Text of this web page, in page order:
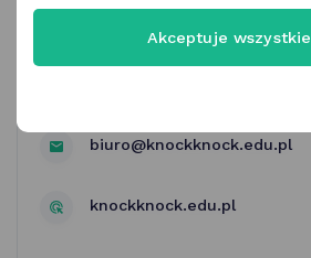
biuro@knockknock.edu.pl
knockknock.edu.pl
Akceptuje wszystkie